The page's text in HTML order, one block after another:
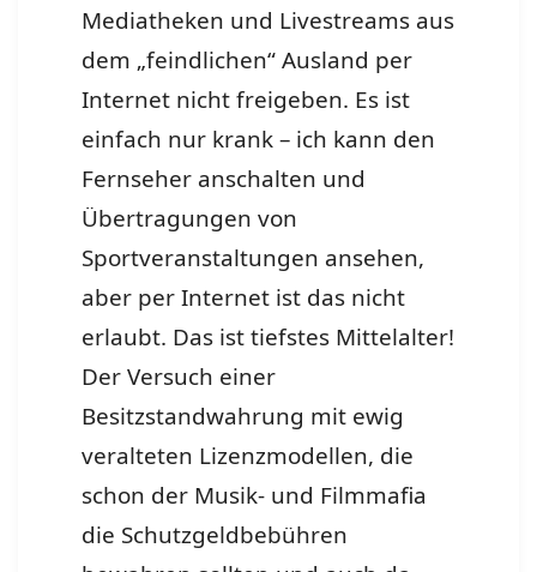
Mediatheken und Livestreams aus
dem „feindlichen“ Ausland per
Internet nicht freigeben. Es ist
einfach nur krank – ich kann den
Fernseher anschalten und
Übertragungen von
Sportveranstaltungen ansehen,
aber per Internet ist das nicht
erlaubt. Das ist tiefstes Mittelalter!
Der Versuch einer
Besitzstandwahrung mit ewig
veralteten Lizenzmodellen, die
schon der Musik- und Filmmafia
die Schutzgeldbebühren